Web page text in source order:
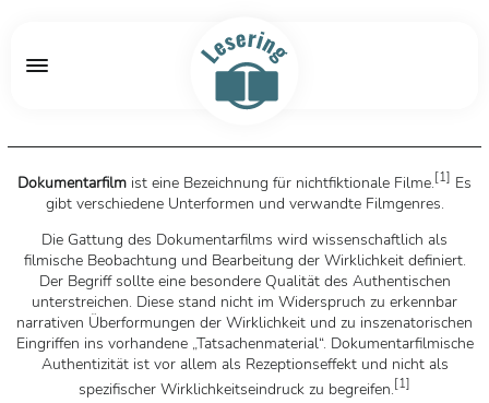
Dokumentarfilm ist eine Bezeichnung für nichtfiktionale Filme.[1] Es
gibt verschiedene Unterformen und verwandte Filmgenres.
Die Gattung des Dokumentarfilms wird wissenschaftlich als
filmische Beobachtung und Bearbeitung der Wirklichkeit definiert.
Der Begriff sollte eine besondere Qualität des Authentischen
unterstreichen. Diese stand nicht im Widerspruch zu erkennbar
narrativen Überformungen der Wirklichkeit und zu inszenatorischen
Eingriffen ins vorhandene „Tatsachenmaterial“. Dokumentarfilmische
Authentizität ist vor allem als Rezeptionseffekt und nicht als
spezifischer Wirklichkeitseindruck zu begreifen.[1]